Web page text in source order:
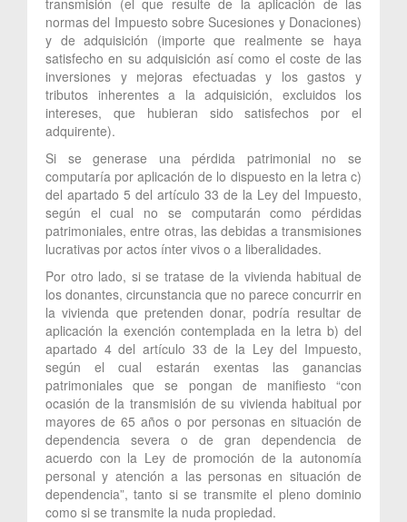
normas del Impuesto sobre Sucesiones y Donaciones)
y de adquisición (importe que realmente se haya
satisfecho en su adquisición así como el coste de las
inversiones y mejoras efectuadas y los gastos y
tributos inherentes a la adquisición, excluidos los
intereses, que hubieran sido satisfechos por el
adquirente).
Si se generase una pérdida patrimonial no se
computaría por aplicación de lo dispuesto en la letra c)
del apartado 5 del artículo 33 de la Ley del Impuesto,
según el cual no se computarán como pérdidas
patrimoniales, entre otras, las debidas a transmisiones
lucrativas por actos ínter vivos o a liberalidades.
Por otro lado, si se tratase de la vivienda habitual de
los donantes, circunstancia que no parece concurrir en
la vivienda que pretenden donar, podría resultar de
aplicación la exención contemplada en la letra b) del
apartado 4 del artículo 33 de la Ley del Impuesto,
según el cual estarán exentas las ganancias
patrimoniales que se pongan de manifiesto “con
ocasión de la transmisión de su vivienda habitual por
mayores de 65 años o por personas en situación de
dependencia severa o de gran dependencia de
acuerdo con la Ley de promoción de la autonomía
personal y atención a las personas en situación de
dependencia”, tanto si se transmite el pleno dominio
como si se transmite la nuda propiedad.